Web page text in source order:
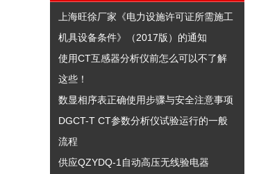
上海旺徐厂家《电力设施许可证所需施工
机具设备条件》（2017版）的通知
使用CT互感器分析仪前怎么可以不了解
这些！
数显相序表正确使用步骤与安全注意事项
DGCT-T CT参数分析仪试验运行的一般
流程
供应QZYDQ-1自动高压无线验电器